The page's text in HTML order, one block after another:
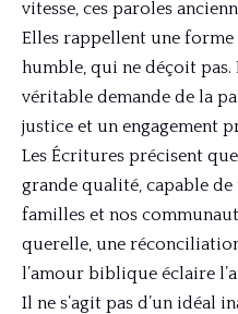
vitesse, ces paroles
Elles rappellent une forme
humble, qui ne déçoit
véritable demande de la
justice et un engagement
Les Écritures précisent
grande qualité, capable
familles et nos
querelle, une
l’amour biblique éclaire
Il ne s’agit pas d’un idéal